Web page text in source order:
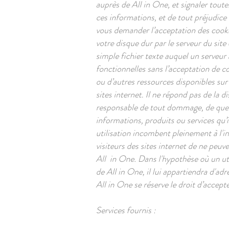
auprès de All in One, et signaler
ces informations, et de tout
vous demander l’acceptation des
votre disque dur par le serveur du
simple fichier texte auquel un
fonctionnelles sans l’acceptation de
ou d’autres ressources disponibles
sites internet. Il ne répond pas de la
responsable de tout dommage, de
informations, produits ou services
utilisation incombent pleinement à
visiteurs des sites internet de ne
All in One. Dans l'hypothèse où un
de All in One, il lui appartiendra
All in One se réserve le droit
Services fournis :